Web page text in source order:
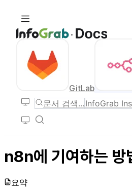
GitLab
문서 검색... InfoGrab
n8n에 기여하는 방
요약